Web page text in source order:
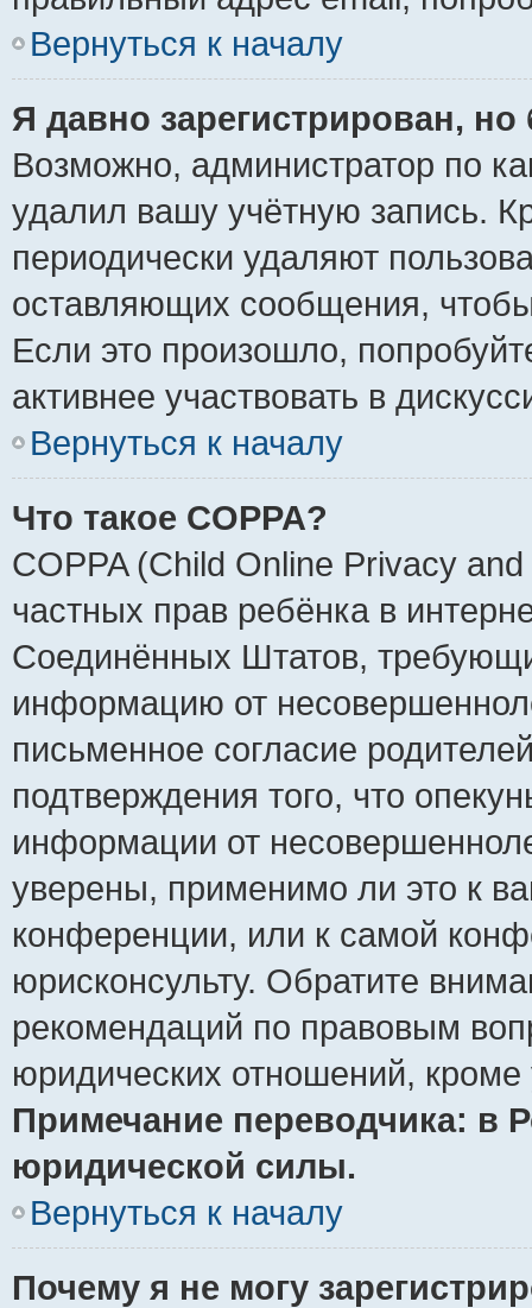
Вернуться к началу
Я давно зарегистрирован,
Возможно, администратор по
удалил вашу учётную запись.
периодически удаляют
оставляющих сообщения,
Если это произошло,
активнее участвовать в
Вернуться к началу
Что такое COPPA?
COPPA (Child Online Privacy
частных прав ребёнка в
Соединённых Штатов,
информацию от
письменное согласие
подтверждения того, что
информации от
уверены, применимо ли это к
конференции, или к самой
юрисконсульту. Обратите
рекомендаций по правовым
юридических отношений,
Примечание переводчика: в
юридической силы.
Вернуться к началу
Почему я не могу